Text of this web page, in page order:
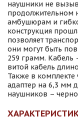
наушники не
продолжительном
амбушюрам и
конструкция
позволяет
они могут быть
259 грамм. Кабель
витой кабель
Также в комплекте
адаптер на 6,3 мм
наушников –